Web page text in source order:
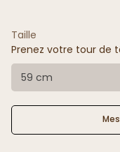
Taille
Prenez votre tour de
59 cm